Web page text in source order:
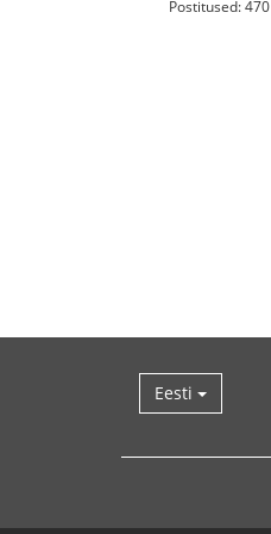
Postitused: 470
Eesti